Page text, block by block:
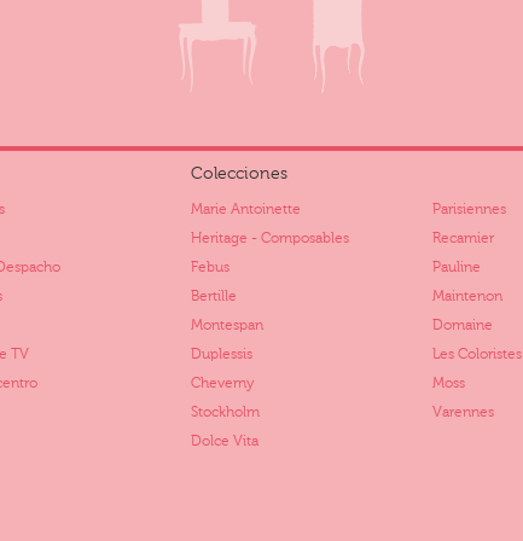
TV
Colecciones
Marie Antoinette
Parisiennes
Heritage - Composables
Recamier
Febus
Pauline
Bertille
Maintenon
Montespan
Domaine
Duplessis
Les Coloristes
Cheverny
Moss
Stockholm
Varennes
Dolce Vita